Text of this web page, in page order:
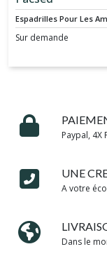
Espadrilles Pour Les
Sur demande
Paypal, 4X
UNE
A votre
Dans le